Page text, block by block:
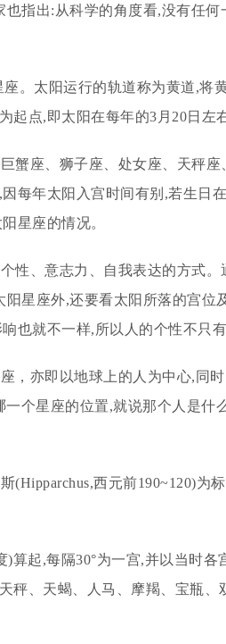
指出:从科学的角度看,没有任
。太阳运行的轨道称为黄道,将
起点,即太阳在每年的3月20日左
蟹座、狮子座、处女座、天秤座
每年太阳入宫时间有别,若生日
星座的情况。
性、意志力、自我表达的方式
星座外,还要看太阳所落的宫位
也就不一样,所以人的个性不只有
，亦即以地球上的人为中心,同
个星座的位置,就说那个人是什
(Hipparchus,西元前190~120)为
)算起,每隔30°为一宫,并以当时
秤、天蝎、人马、摩羯、宝瓶